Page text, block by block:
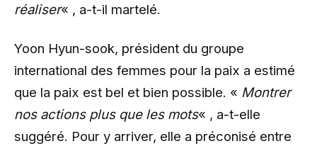
réaliser« , a-t-il martelé.
Yoon Hyun-sook, président du groupe
international des femmes pour la paix a estimé
que la paix est bel et bien possible. « Montrer
nos actions plus que les mots« , a-t-elle
suggéré. Pour y arriver, elle a préconisé entre